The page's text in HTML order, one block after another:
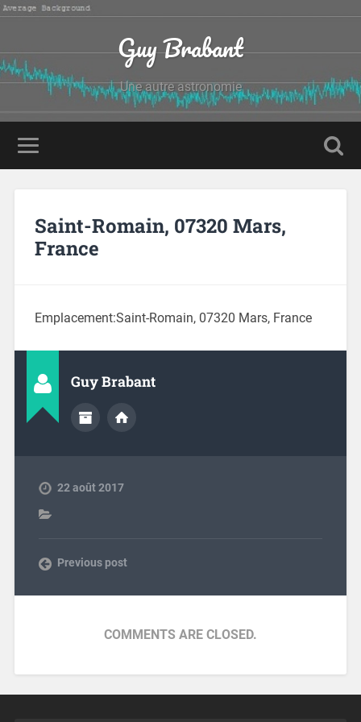
Guy Brabant
Une autre astronomie
Saint-Romain, 07320 Mars,
France
Emplacement:Saint-Romain, 07320 Mars, France
Guy Brabant
22 août 2017
Previous post
COMMENTS ARE CLOSED.